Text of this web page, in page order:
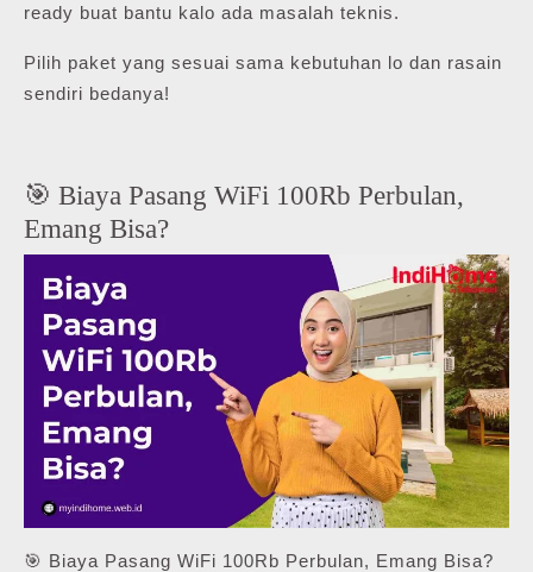
ready buat bantu kalo ada masalah teknis.
Pilih paket yang sesuai sama kebutuhan lo dan rasain
sendiri bedanya!
🎯 Biaya Pasang WiFi 100Rb Perbulan,
Emang Bisa?
🎯 Biaya Pasang WiFi 100Rb Perbulan, Emang Bisa?